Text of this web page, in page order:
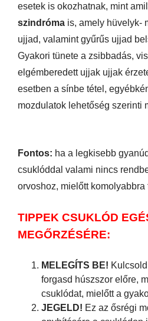
esetek is okozhatnak, mint
szindróma is, amely hüvelyk-
ujjad, valamint gyűrűs ujjad
Gyakori tünete a zsibbadás,
elgémberedett ujjak ujjak
esetben a sínbe tétel,
mozdulatok lehetőség szerinti
Fontos: ha a legkisebb
csuklóddal valami nincs
orvoshoz, mielőtt komolyabbra
TIPPEK CSUKLÓD
MEGŐRZÉSÉRE:
MELEGÍTS BE!
forgasd húszszor előre,
csuklódat, mielőtt a
JEGELD! Ez az ősrégi